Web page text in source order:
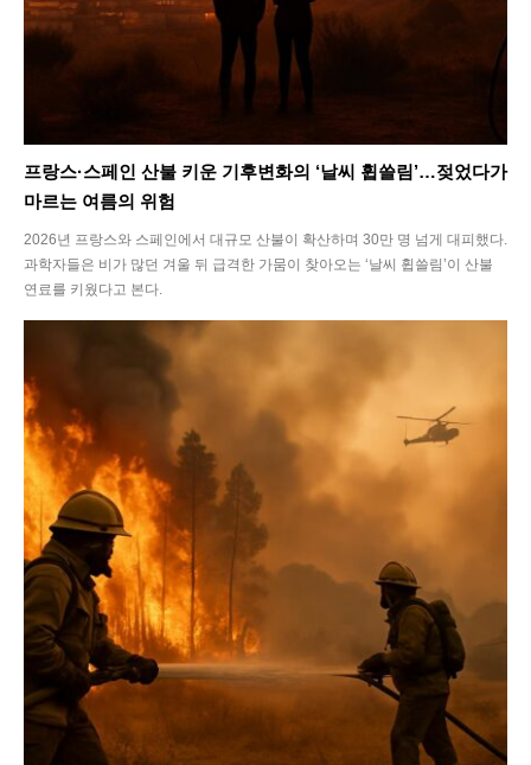
프랑스·스페인 산불 키운 기후변화의 ‘날씨 휩쓸림’…젖었다가
마르는 여름의 위험
2026년 프랑스와 스페인에서 대규모 산불이 확산하며 30만 명 넘게 대피했다.
과학자들은 비가 많던 겨울 뒤 급격한 가뭄이 찾아오는 ‘날씨 휩쓸림’이 산불
연료를 키웠다고 본다.